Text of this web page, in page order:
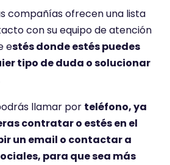
compañías ofrecen una lista
con su equipo de atención
estés donde estés puedes
tipo de duda o solucionar
llamar por teléfono, ya
contratar o estés en el
un email o contactar a
para que sea más